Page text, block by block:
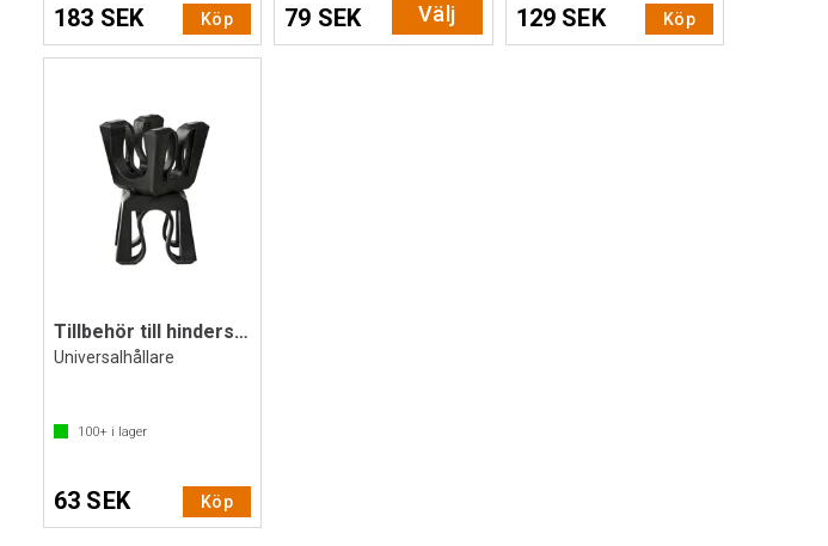
183 SEK Köp 79 SEK Välj 129 SEK Köp
Tillbehör till hinderset - Svart
Universalhållare
100+ i lager
63 SEK Köp